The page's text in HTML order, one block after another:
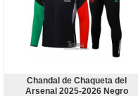
Chandal de Chaqueta del
Arsenal 2025-2026 Negro